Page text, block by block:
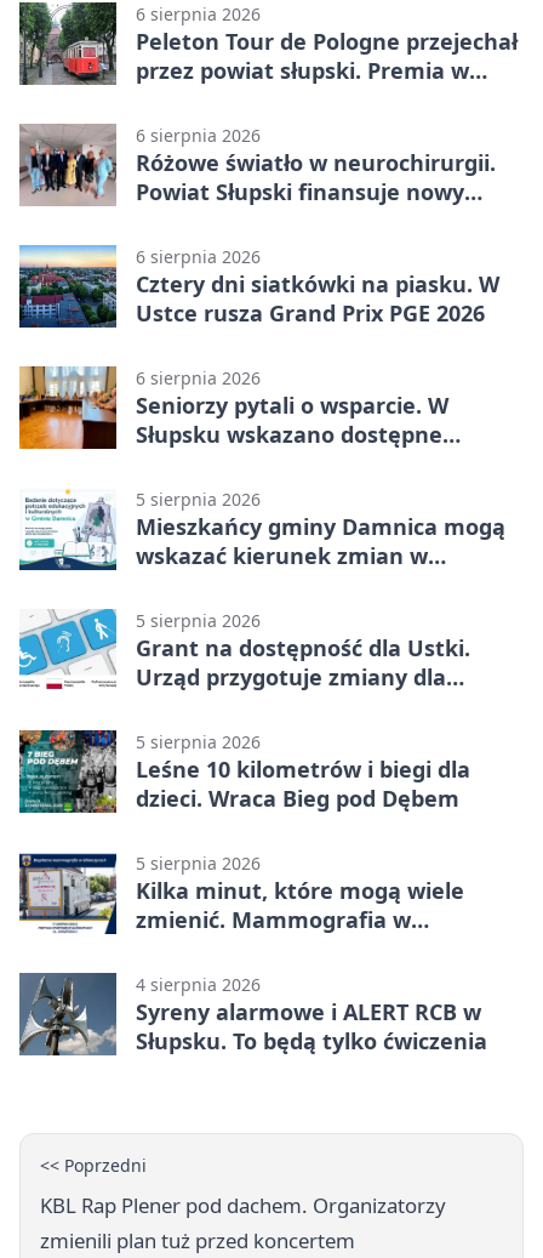
6 sierpnia 2026
Peleton Tour de Pologne przejechał
przez powiat słupski. Premia w
6 sierpnia 2026
Różowe światło w neurochirurgii.
Powiat Słupski finansuje nowy
6 sierpnia 2026
Cztery dni siatkówki na piasku. W
Ustce rusza Grand Prix PGE 2026
6 sierpnia 2026
Seniorzy pytali o wsparcie. W
Słupsku wskazano dostępne
5 sierpnia 2026
Mieszkańcy gminy Damnica mogą
wskazać kierunek zmian w
5 sierpnia 2026
Grant na dostępność dla Ustki.
Urząd przygotuje zmiany dla
5 sierpnia 2026
Leśne 10 kilometrów i biegi dla
dzieci. Wraca Bieg pod Dębem
5 sierpnia 2026
Kilka minut, które mogą wiele
zmienić. Mammografia w
4 sierpnia 2026
Syreny alarmowe i ALERT RCB w
Słupsku. To będą tylko ćwiczenia
<< Poprzedni
KBL Rap Plener pod dachem. Organizatorzy
zmienili plan tuż przed koncertem